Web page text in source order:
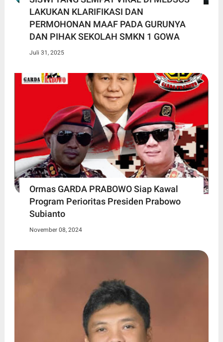
LAKUKAN KLARIFIKASI DAN
PERMOHONAN MAAF PADA GURUNYA
DAN PIHAK SEKOLAH SMKN 1 GOWA
Juli 31, 2025
Ormas GARDA PRABOWO Siap Kawal
Program Perioritas Presiden Prabowo
Subianto
November 08, 2024